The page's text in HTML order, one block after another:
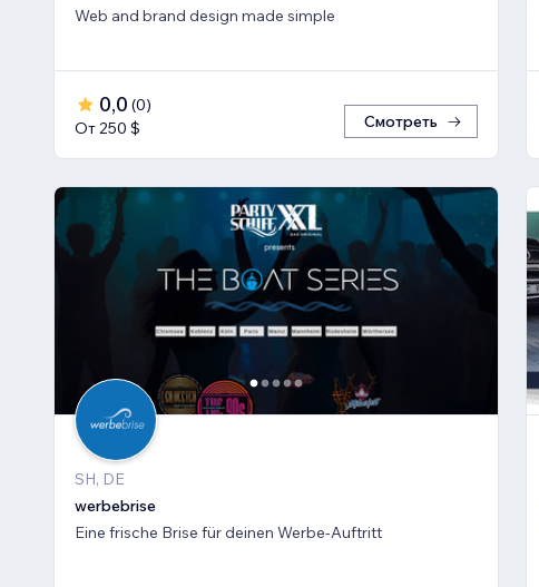
Web and brand design made simple
0,0 (0)
От 250 $
Смотреть
SH, DE
werbebrise
Eine frische Brise für deinen Werbe-Auftritt